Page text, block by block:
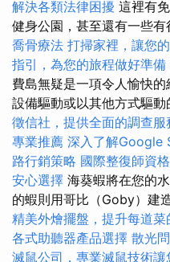
解決各類法律困擾 這裡有
健身公園，甚至還有一些有
喬骨療法 打掃家裡，讓您
指引，為您的旅程做好準備
費島無疑是一項令人愉快
設備驅動或以其他方式驅動
徵信社，提供全面的調查服
專業推薦 深入了解Google
路行銷策略 國際整復師資
安心選擇 海葵蝦將在您的
的蝦則用哥比（Goby）建
精美外燴擺盤，提升每道菜
各式助聽器產品選擇 散光
滅鼠公司，專業滅鼠技術讓